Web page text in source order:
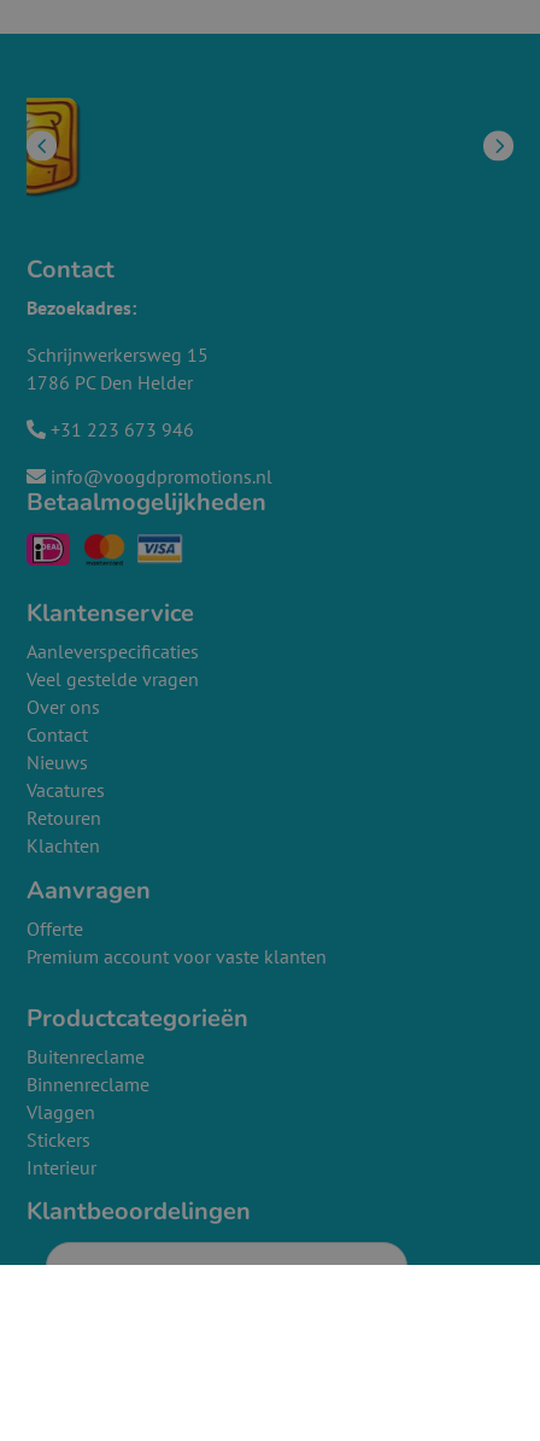
Contact
Bezoekadres:
Schrijnwerkersweg 15
1786 PC Den Helder
+31 223 673 946
info@voogdpromotions.nl
Betaalmogelijkheden
Klantenservice
Aanleverspecificaties
Veel gestelde vragen
Over ons
Contact
Nieuws
Vacatures
Retouren
Klachten
Aanvragen
Offerte
Premium account voor vaste klanten
Productcategorieën
Buitenreclame
Binnenreclame
Vlaggen
Stickers
Interieur
Klantbeoordelingen